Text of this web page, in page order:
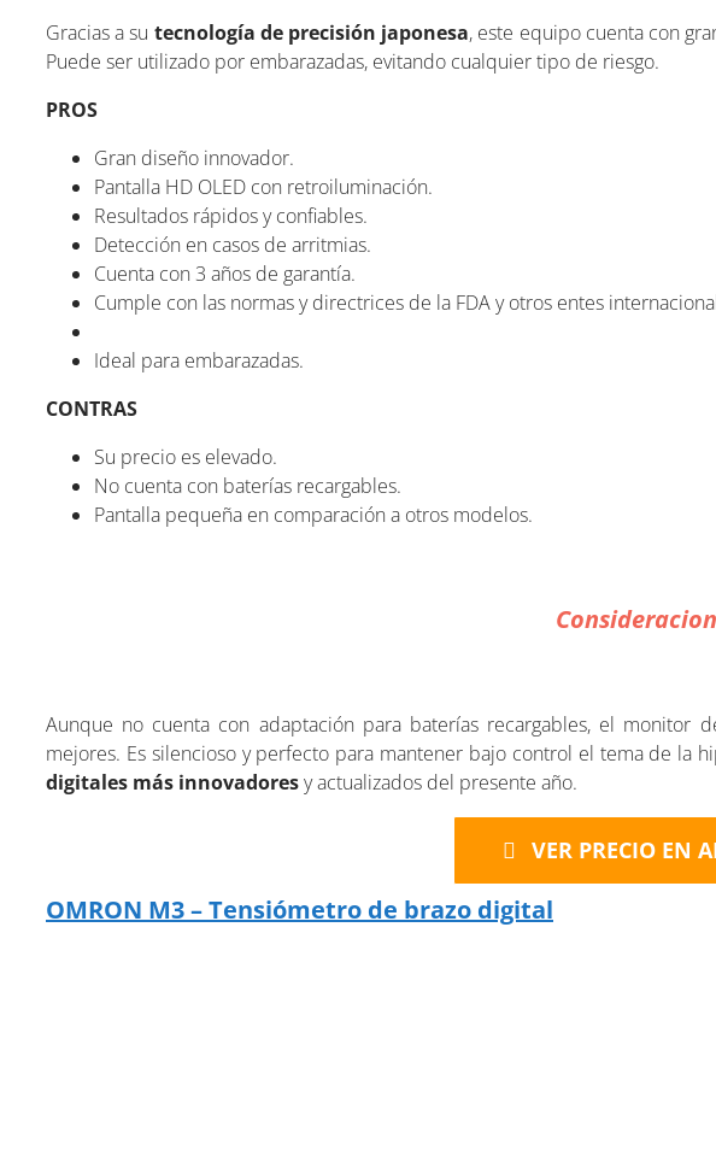
Gracias a su tecnología de precisión japonesa, este equipo cuenta con
Puede ser utilizado por embarazadas, evitando cualquier tipo de riesgo.
PROS
Gran diseño innovador.
Pantalla HD OLED con retroiluminación.
Resultados rápidos y confiables.
Detección en casos de arritmias.
Cuenta con 3 años de garantía.
Cumple con las normas y directrices de la FDA y otros entes
Ideal para embarazadas.
CONTRAS
Su precio es elevado.
No cuenta con baterías recargables.
Pantalla pequeña en comparación a otros modelos.
Aunque no cuenta con adaptación para baterías recargables, el monitor
mejores. Es silencioso y perfecto para mantener bajo control el tema de la
digitales más innovadoresy actualizados del presente año.
VER PRECIO EN
OMRON M3 – Tensiómetro de brazo digital